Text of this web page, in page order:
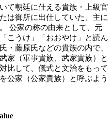
て朝廷に仕える貴族・上級官
は御所に出仕していた、主に
公家の称の由来として、元
こうけ」「おおやけ」と読ん
・藤原氏などの貴族の内で、
家（軍事貴族、武家貴族）と
比して、儀式と文治をもって
公家（公家貴族）と呼ぶよう